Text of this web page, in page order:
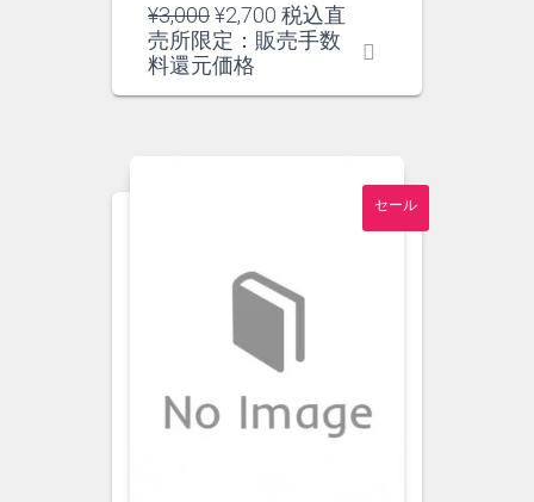
¥3,000元
の
価
¥2,700 現
在
税込直
売所限定：販売手数
料還元価格
セール